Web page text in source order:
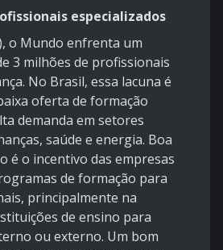
especializados
o Mundo enfrenta um
3 milhões de profissionais
No Brasil, essa lacuna é
oferta de formação
demanda em setores
saúde e energia. Boa
é o incentivo das empresas
de formação para
principalmente na
de ensino para
ou externo. Um bom